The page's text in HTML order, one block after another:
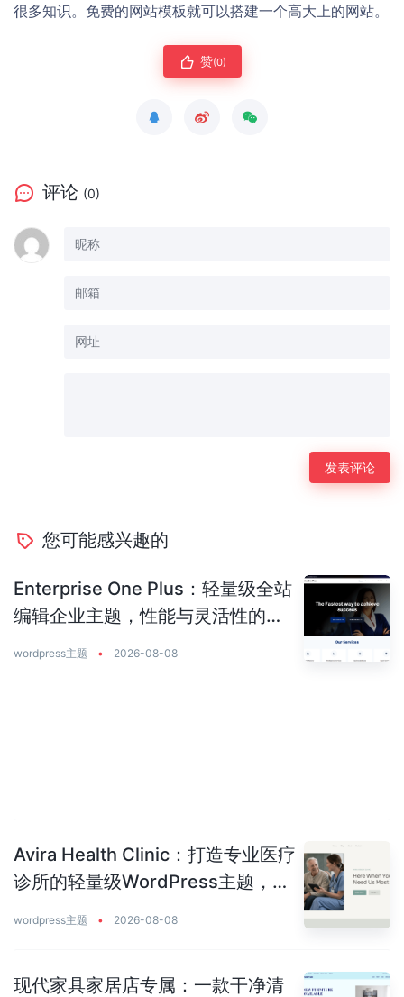
很多知识。免费的网站模板就可以搭建一个高大上的网站。
赞(0)
评论 (0)
您可能感兴趣的
Enterprise One Plus：轻量级全站
编辑企业主题，性能与灵活性的完
wordpress主题 • 2026-08-08
Avira Health Clinic：打造专业医疗
诊所的轻量级WordPress主题，让
wordpress主题 • 2026-08-08
现代家具家居店专属：一款干净清